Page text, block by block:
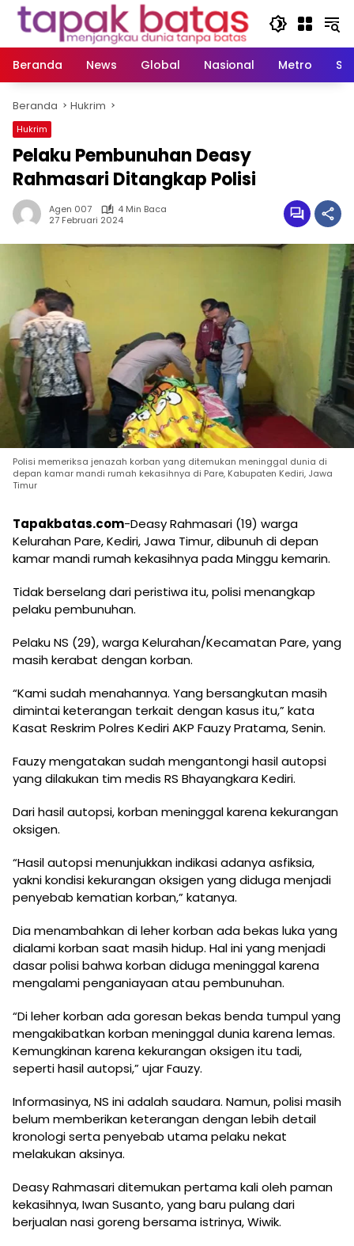
Langsung
Beranda
News Global Nasional Metro
Beranda Hukrim
Hukrim
Pelaku Pembunuhan Deasy
Rahmasari Ditangkap Polisi
Agen 007
4 Min Baca
27 Februari 2024
Polisi memeriksa jenazah korban yang ditemukan meninggal dunia di
depan kamar mandi rumah kekasihnya di Pare, Kabupaten Kediri, Jawa
Timur
Tapakbatas.com-Deasy Rahmasari (19) warga
Kelurahan Pare, Kediri, Jawa Timur, dibunuh di depan
kamar mandi rumah kekasihnya pada Minggu kemarin.
Tidak berselang dari peristiwa itu, polisi menangkap
pelaku pembunuhan.
Pelaku NS (29), warga Kelurahan/Kecamatan Pare, yang
masih kerabat dengan korban.
“Kami sudah menahannya. Yang bersangkutan masih
dimintai keterangan terkait dengan kasus itu,” kata
Kasat Reskrim Polres Kediri AKP Fauzy Pratama, Senin.
Fauzy mengatakan sudah mengantongi hasil autopsi
yang dilakukan tim medis RS Bhayangkara Kediri.
Dari hasil autopsi, korban meninggal karena kekurangan
oksigen.
“Hasil autopsi menunjukkan indikasi adanya asfiksia,
yakni kondisi kekurangan oksigen yang diduga menjadi
penyebab kematian korban,” katanya.
Dia menambahkan di leher korban ada bekas luka yang
dialami korban saat masih hidup. Hal ini yang menjadi
dasar polisi bahwa korban diduga meninggal karena
mengalami penganiayaan atau pembunuhan.
“Di leher korban ada goresan bekas benda tumpul yang
mengakibatkan korban meninggal dunia karena lemas.
Kemungkinan karena kekurangan oksigen itu tadi,
seperti hasil autopsi,” ujar Fauzy.
Informasinya, NS ini adalah saudara. Namun, polisi masih
belum memberikan keterangan dengan lebih detail
kronologi serta penyebab utama pelaku nekat
melakukan aksinya.
Deasy Rahmasari ditemukan pertama kali oleh paman
kekasihnya, Iwan Susanto, yang baru pulang dari
berjualan nasi goreng bersama istrinya, Wiwik.